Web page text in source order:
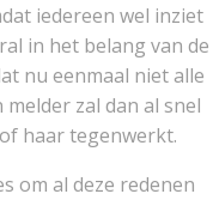
iedereen wel inziet
in het belang van de
nu eenmaal niet alle
zal dan al snel
haar tegenwerkt.
om al deze redenen